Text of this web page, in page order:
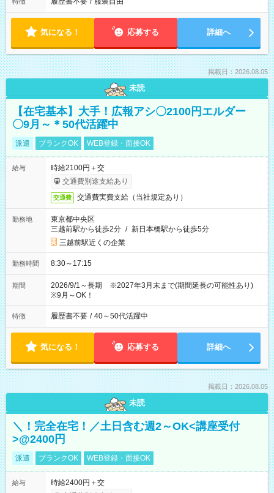
気になる！ 応募する 詳細へ
掲載日：2026.08.05
未読
【在宅基本】大手！広報アシ〇2100円エルダー
〇9月～＊50代活躍中
派遣 ブランクOK WEB登録・面接OK
給与
時給2100円＋交
交通費別途支給あり
交通費 交通費実費支給（当社規定あり）
勤務地
東京都中央区
三越前駅から徒歩2分 / 新日本橋駅から徒歩5分
三越前駅近くの企業
勤務時間 8:30～17:15
期間
2026/9/1～長期 ※2027年3月末まで(期間延長の可能性あり)
※9月～OK！
特徴 履歴書不要 / 40～50代活躍中
気になる！ 応募する 詳細へ
掲載日：2026.08.05
未読
＼！完全在宅！／土日含む週2～OK<講座受付
>@2400円
派遣 ブランクOK WEB登録・面接OK
給与
時給2400円＋交